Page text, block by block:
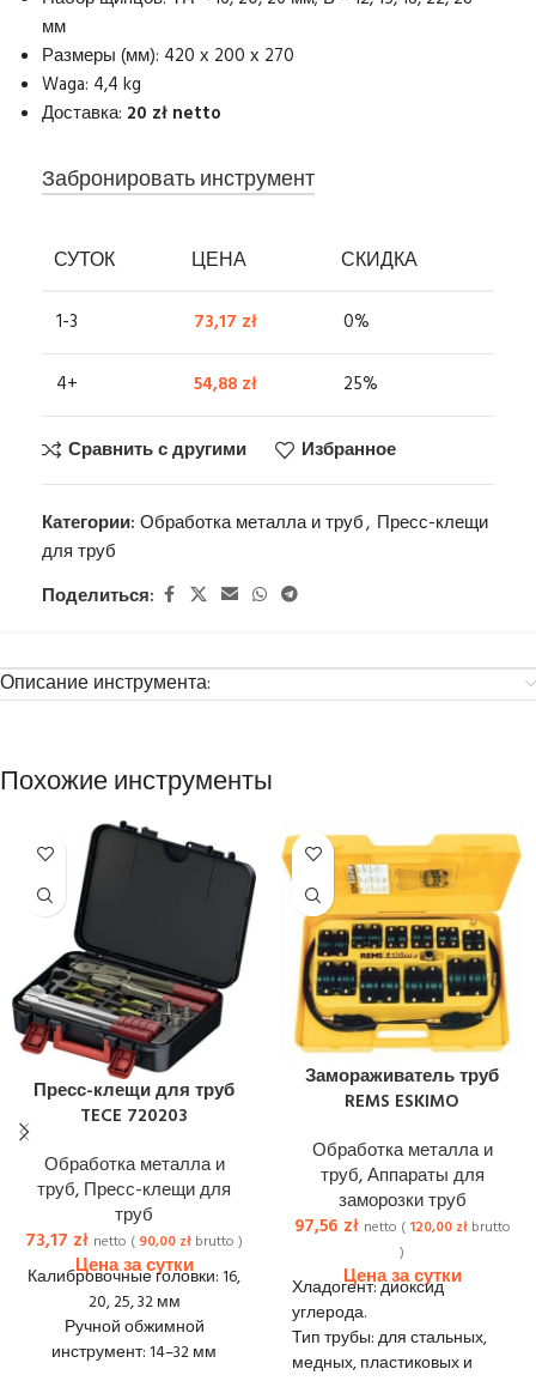
мм
Размеры (мм): 420 х 200 х 270
Waga: 4,4 kg
Доставка: 20 zł netto
Забронировать инструмент
СУТОК ЦЕНА СКИДКА
1-3 73,17 zł 0%
4+ 54,88 zł 25%
Сравнить с другими Избранное
Категории: Обработка металла и труб, Пресс-клещи
для труб
Поделиться:
Описание инструмента:
Похожие инструменты
Пресс-клещи для труб
TECE 720203
Обработка металла и
труб, Пресс-клещи для
труб
73,17 zł netto ( 90,00 zł brutto )
Калибровочные головки: 16,
20, 25, 32 мм
Ручной обжимной
инструмент: 14–32 мм
Замораживатель труб
REMS ESKIMO
Обработка металла и
труб,Аппараты для
заморозки труб
97,56 zł netto ( 120,00 złbrutto
)
Хладогент: диоксид
углерода.
Тип трубы: для стальных,
медных, пластиковых и